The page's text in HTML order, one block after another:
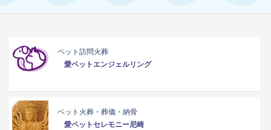
ペット訪問火葬
愛ペットエンジェルリング
ペット火葬・葬儀・納骨
愛ペットセレモニー尼崎